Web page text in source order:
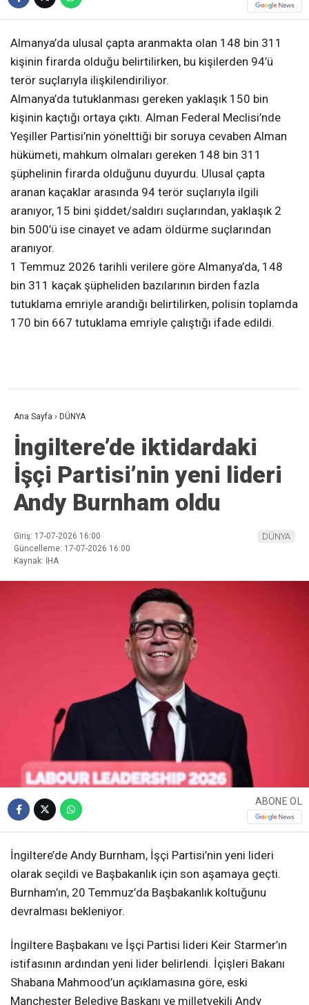
Almanya’da ulusal çapta aranmakta olan 148 bin 311
kişinin firarda olduğu belirtilirken, bu kişilerden 94’ü
terör suçlarıyla ilişkilendiriliyor.
Almanya’da tutuklanması gereken yaklaşık 150 bin
kişinin kaçtığı ortaya çıktı. Alman Federal Meclisi’nde
Yeşiller Partisi’nin yönelttiği bir soruya cevaben Alman
hükümeti, mahkum olmaları gereken 148 bin 311
şüphelinin firarda olduğunu duyurdu. Ulusal çapta
aranan kaçaklar arasında 94 terör suçlarıyla ilgili
aranıyor, 15 bini şiddet/saldırı suçlarından, yaklaşık 2
bin 500’ü ise cinayet ve adam öldürme suçlarından
aranıyor.
1 Temmuz 2026 tarihli verilere göre Almanya’da, 148
bin 311 kaçak şüpheliden bazılarının birden fazla
tutuklama emriyle arandığı belirtilirken, polisin toplamda
170 bin 667 tutuklama emriyle çalıştığı ifade edildi.
Ana Sayfa › DÜNYA
İngiltere’de iktidardaki
İşçi Partisi’nin yeni lideri
Andy Burnham oldu
Giriş: 17-07-2026 16:00
Güncelleme: 17-07-2026 16:00
Kaynak: İHA
DÜNYA
ABONE OL
İngiltere’de Andy Burnham, İşçi Partisi’nin yeni lideri
olarak seçildi ve Başbakanlık için son aşamaya geçti.
Burnham’ın, 20 Temmuz’da Başbakanlık koltuğunu
devralması bekleniyor.
İngiltere Başbakanı ve İşçi Partisi lideri Keir Starmer’ın
istifasının ardından yeni lider belirlendi. İçişleri Bakanı
Shabana Mahmood’un açıklamasına göre, eski
Manchester Belediye Başkanı ve milletvekili Andy